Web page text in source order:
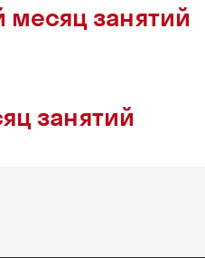
месяц занятий
занятий